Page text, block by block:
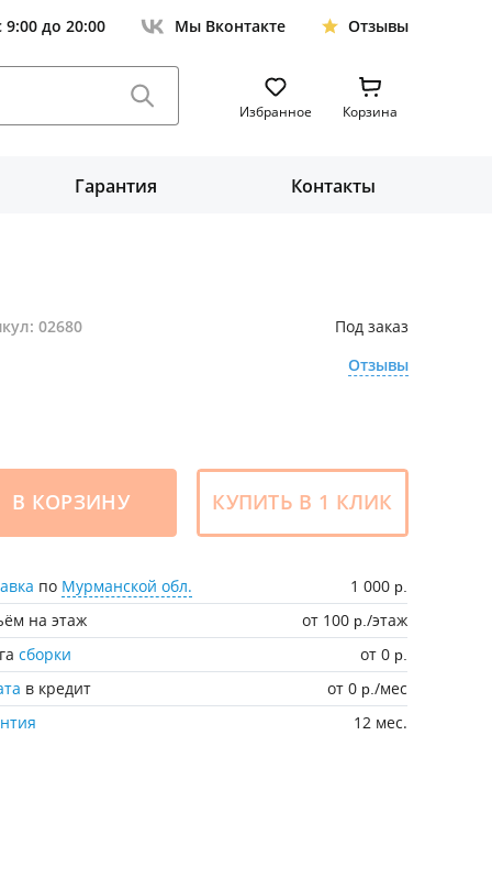
9:00 до 20:00 Мы Вконтакте Отзывы
Избранное Корзина
Гарантия Контакты
02680
Под заказ
Отзывы
В КОРЗИНУ КУПИТЬ В 1 КЛИК
по Мурманской обл. 1 000 р.
на этаж от 100 р./этаж
сборки от 0 р.
в кредит от 0 р./мес
12 мес.